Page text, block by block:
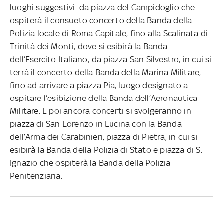
luoghi suggestivi: da piazza del Campidoglio che
ospiterà il consueto concerto della Banda della
Polizia locale di Roma Capitale, fino alla Scalinata di
Trinità dei Monti, dove si esibirà la Banda
dell’Esercito Italiano; da piazza San Silvestro, in cui si
terrà il concerto della Banda della Marina Militare,
fino ad arrivare a piazza Pia, luogo designato a
ospitare l’esibizione della Banda dell’Aeronautica
Militare. E poi ancora concerti si svolgeranno in
piazza di San Lorenzo in Lucina con la Banda
dell’Arma dei Carabinieri, piazza di Pietra, in cui si
esibirà la Banda della Polizia di Stato e piazza di S.
Ignazio che ospiterà la Banda della Polizia
Penitenziaria.